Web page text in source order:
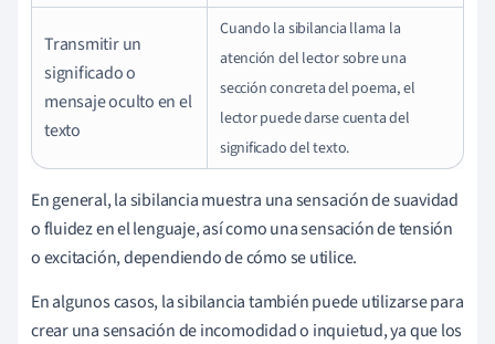
Transmitir un
significado o
mensaje oculto en el
texto
Cuando la sibilancia llama la
atención del lector sobre una
sección concreta del poema, el
lector puede darse cuenta del
significado del texto.
En general, la sibilancia muestra unasensación de suavidad
o fluidez en el lenguaje, así como una sensación de tensión
o excitación, dependiendo de cómo se utilice.
En algunos casos, la sibilancia también puede utilizarse para
crear una sensación de incomodidad o inquietud, ya que los